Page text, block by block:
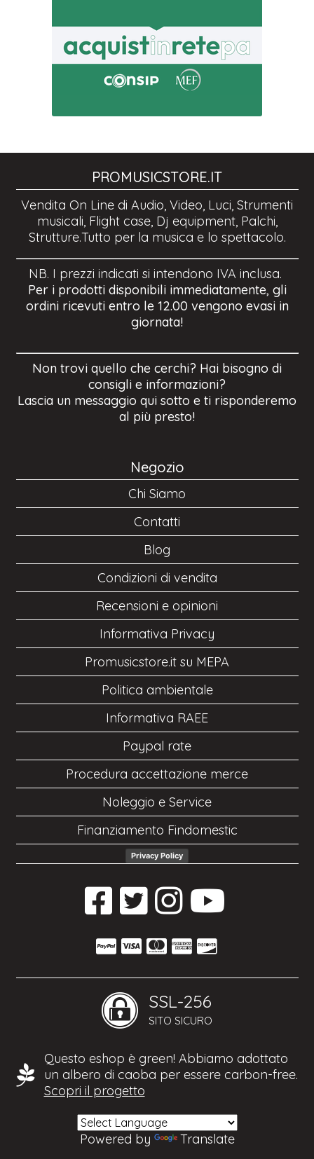
PROMUSICSTORE.IT
Vendita On Line di Audio, Video, Luci, Strumenti
musicali, Flight case, Dj equipment, Palchi,
Strutture.Tutto per la musica e lo spettacolo.
NB. I prezzi indicati si intendono IVA inclusa.
Per i prodotti disponibili immediatamente, gli
ordini ricevuti entro le 12.00 vengono evasi in
giornata!
Non trovi quello che cerchi? Hai bisogno di
consigli e informazioni?
Lascia un messaggio qui sotto e ti risponderemo
al più presto!
Negozio
Chi Siamo
Contatti
Blog
Condizioni di vendita
Recensioni e opinioni
Informativa Privacy
Promusicstore.it su MEPA
Politica ambientale
Informativa RAEE
Paypal rate
Procedura accettazione merce
Noleggio e Service
Finanziamento Findomestic
Privacy Policy
SSL-256
SITO SICURO
Questo eshop è green! Abbiamo adottato
un albero di caoba per essere carbon-free.
Scopri il progetto
Powered by Translate